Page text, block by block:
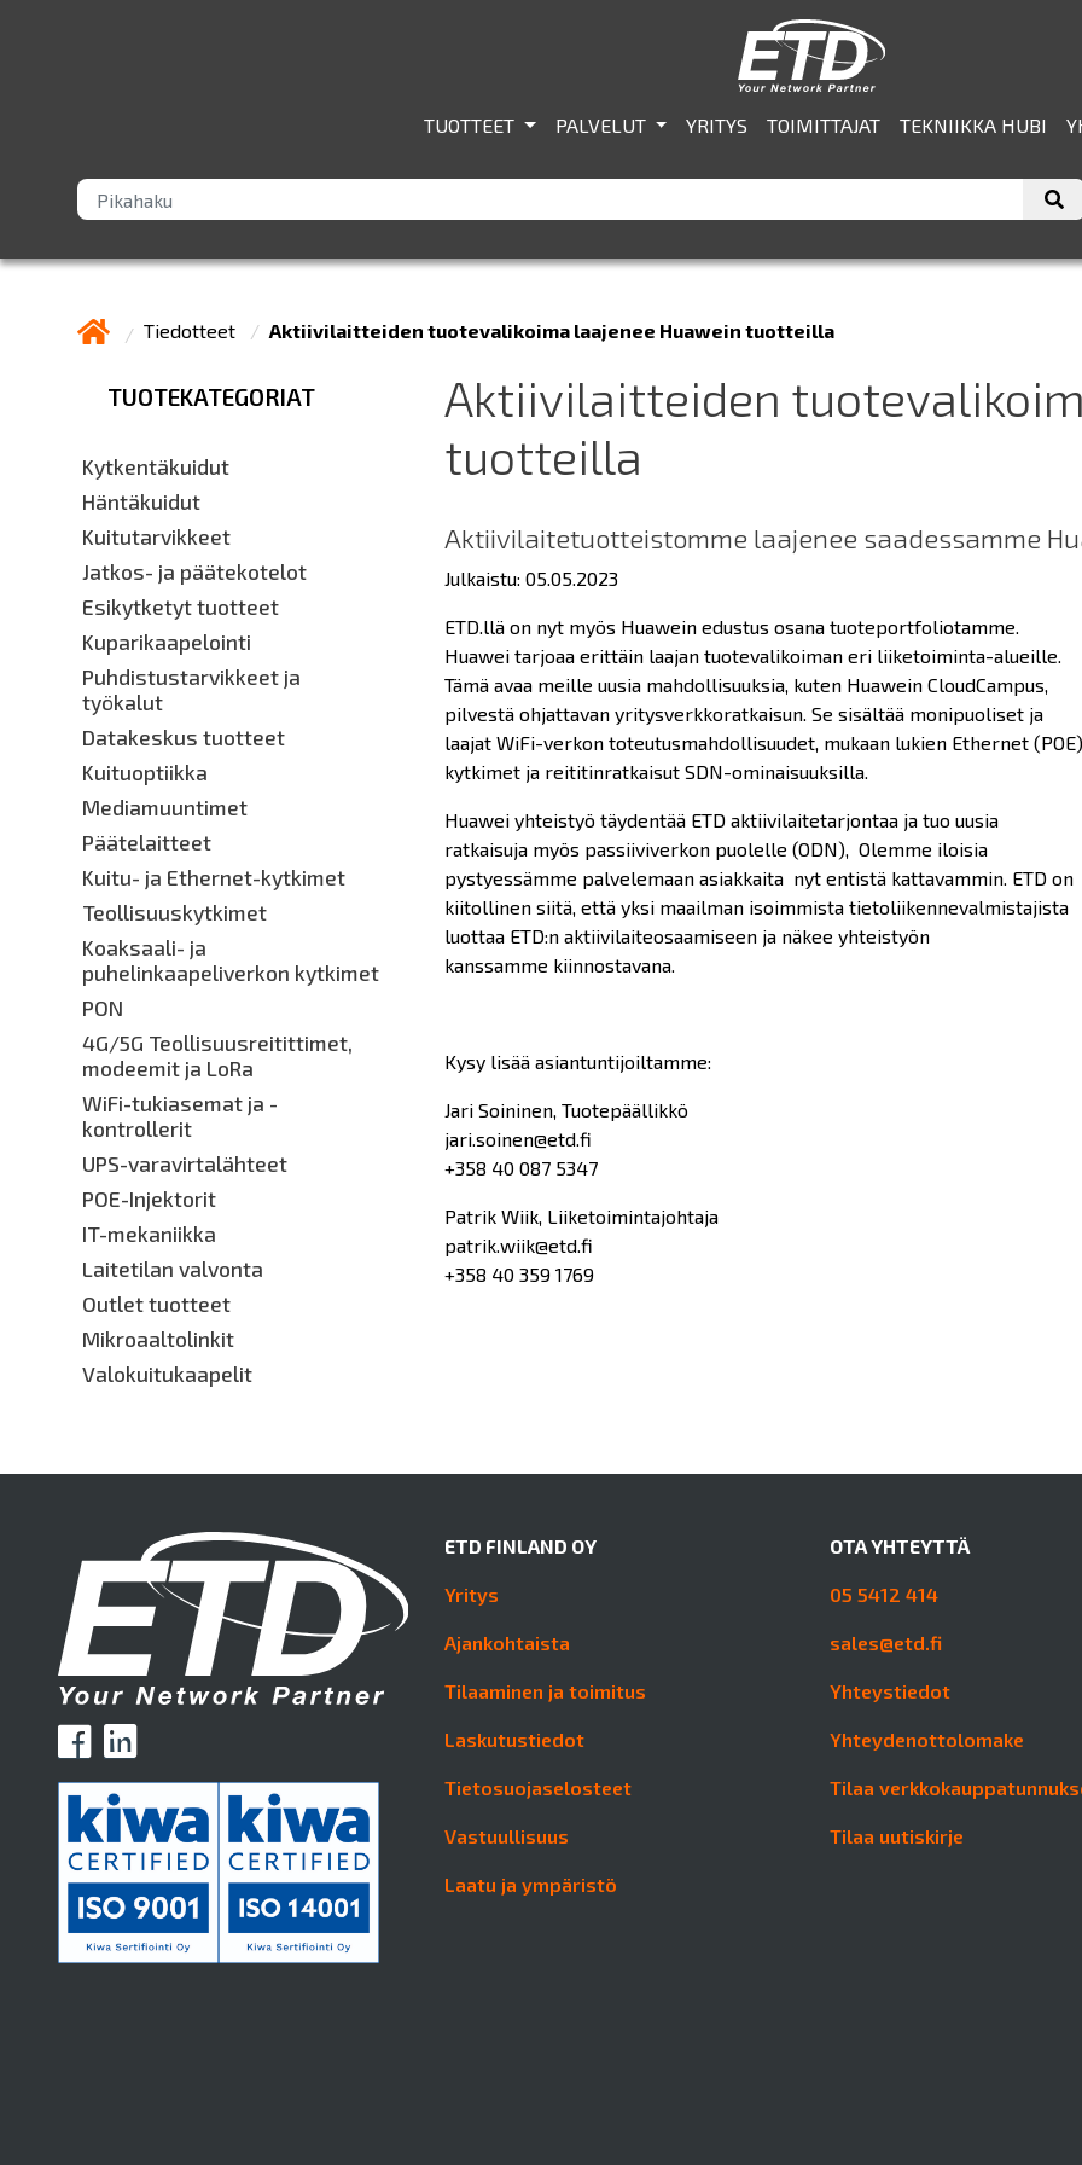
TUOTTEET PALVELUT YRITYS TOIMITTAJAT TEKNIIKKA HUBI
Tiedotteet Aktiivilaitteiden tuotevalikoima laajenee Huawein tuotteilla
TUOTEKATEGORIAT
Kytkentäkuidut
Häntäkuidut
Kuitutarvikkeet
Jatkos- ja päätekotelot
Esikytketyt tuotteet
Kuparikaapelointi
Puhdistustarvikkeet ja
työkalut
Datakeskus tuotteet
Kuituoptiikka
Mediamuuntimet
Päätelaitteet
Kuitu- ja Ethernet-kytkimet
Teollisuuskytkimet
Koaksaali- ja
puhelinkaapeliverkon kytkimet
PON
4G/5G Teollisuusreitittimet,
modeemit ja LoRa
WiFi-tukiasemat ja -
kontrollerit
UPS-varavirtalähteet
POE-Injektorit
IT-mekaniikka
Laitetilan valvonta
Outlet tuotteet
Mikroaaltolinkit
Valokuitukaapelit
Aktiivilaitteiden
tuotteilla
Aktiivilaitetuotteistomme laajenee saadessamme
Julkaistu: 05.05.2023
ETD.llä on nyt myös Huawein edustus osana tuoteportfoliotamme.
Huawei tarjoaa erittäin laajan tuotevalikoiman eri liiketoiminta-alueille.
Tämä avaa meille uusia mahdollisuuksia, kuten Huawein CloudCampus,
pilvestä ohjattavan yritysverkkoratkaisun. Se sisältää monipuoliset ja
laajat WiFi-verkon toteutusmahdollisuudet, mukaan lukien Ethernet (POE)
kytkimet ja reititinratkaisut SDN-ominaisuuksilla.
Huawei yhteistyö täydentää ETD aktiivilaitetarjontaa ja tuo uusia
ratkaisuja myös passiiviverkon puolelle (ODN), Olemme iloisia
pystyessämme palvelemaan asiakkaita nyt entistä kattavammin. ETD on
kiitollinen siitä, että yksi maailman isoimmista tietoliikennevalmistajista
luottaa ETD:n aktiivilaiteosaamiseen ja näkee yhteistyön
kanssamme kiinnostavana.
Kysy lisää asiantuntijoiltamme:
Jari Soininen, Tuotepäällikkö
jari.soinen@etd.fi
+358 40 087 5347
Patrik Wiik, Liiketoimintajohtaja
patrik.wiik@etd.fi
+358 40 359 1769
ETD FINLAND OY
Yritys
Ajankohtaista
Tilaaminen ja toimitus
Laskutustiedot
Tietosuojaselosteet
Vastuullisuus
Laatu ja ympäristö
OTA YHTEYTTÄ
05 5412 414
sales@etd.fi
Yhteystiedot
Yhteydenottolomake
Tilaa
Tilaa uutiskirje